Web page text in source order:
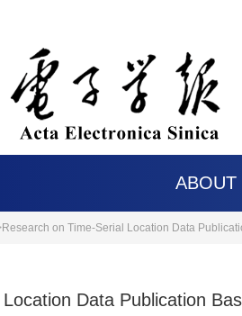
ABOUT
Research on Time-Serial Location Data
Data Publication